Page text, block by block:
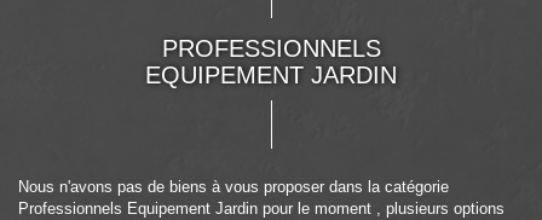
PROFESSIONNELS
EQUIPEMENT JARDIN
Nous n'avons pas de biens à vous proposer dans la catégorie
Professionnels Equipement Jardin pour le moment , plusieurs options